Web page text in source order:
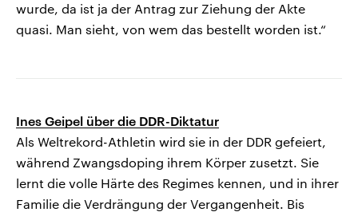
wurde, da ist ja der Antrag zur Ziehung der Akte
quasi. Man sieht, von wem das bestellt worden ist.“
Ines Geipel über die DDR-Diktatur
Als Weltrekord-Athletin wird sie in der DDR gefeiert,
während Zwangsdoping ihrem Körper zusetzt. Sie
lernt die volle Härte des Regimes kennen, und in ihrer
Familie die Verdrängung der Vergangenheit. Bis